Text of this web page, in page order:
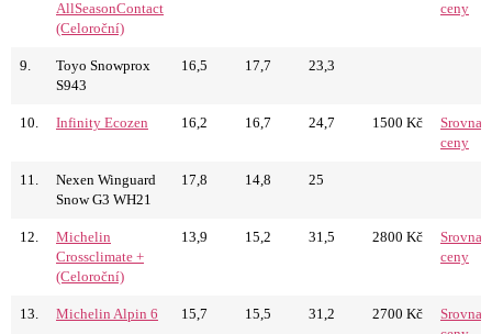
AllSeasonContact
(Celoroční)
ceny
9.
Toyo Snowprox
S943
16,5 17,7 23,3
10. Infinity Ecozen 16,2 16,7 24,7 1500 Kč
Srovnat
ceny
11.
Nexen Winguard
Snow G3 WH21
17,8 14,8 25
12.
Michelin
Crossclimate +
(Celoroční)
13,9 15,2 31,5 2800 Kč
Srovnat
ceny
13. Michelin Alpin 6 15,7 15,5 31,2 2700 Kč
Srovnat